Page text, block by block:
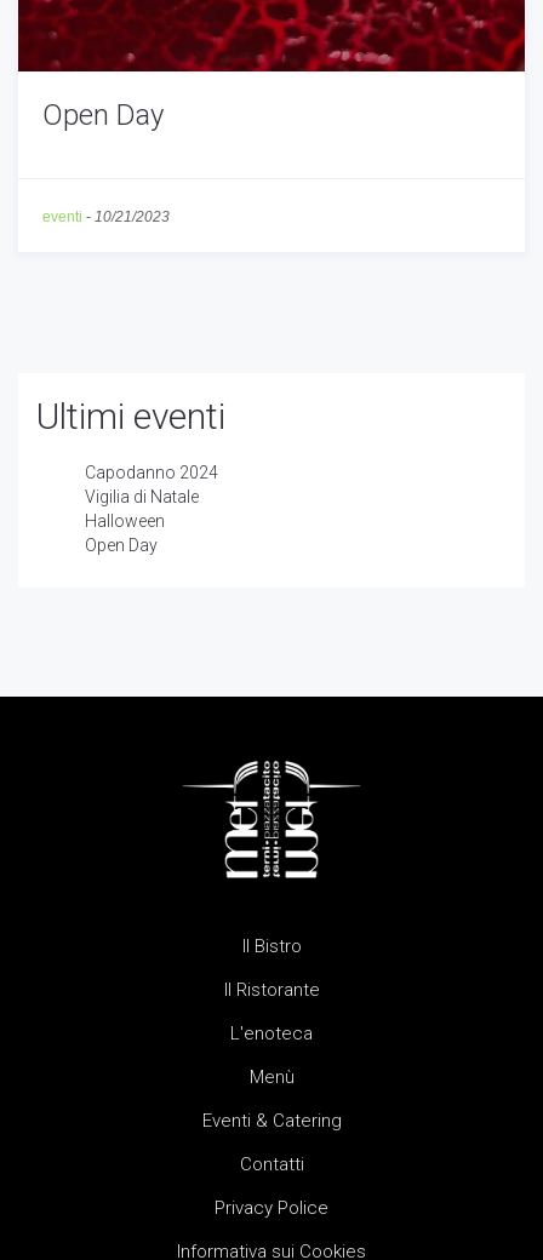
Open Day
eventi - 10/21/2023
Ultimi eventi
Capodanno 2024
Vigilia di Natale
Halloween
Open Day
Il Bistro
Il Ristorante
L'enoteca
Menù
Eventi & Catering
Contatti
Privacy Police
Informativa sui Cookies